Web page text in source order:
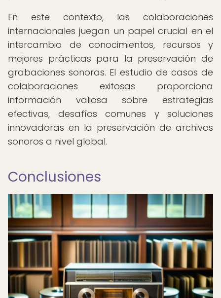
En este contexto, las colaboraciones
internacionales juegan un papel crucial en el
intercambio de conocimientos, recursos y
mejores prácticas para la preservación de
grabaciones sonoras. El estudio de casos de
colaboraciones exitosas proporciona
información valiosa sobre estrategias
efectivas, desafíos comunes y soluciones
innovadoras en la preservación de archivos
sonoros a nivel global.
Conclusiones